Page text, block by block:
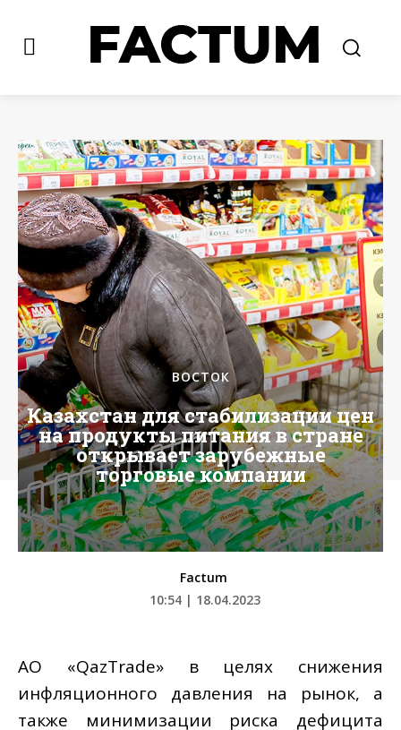
ВОСТОК
Казахстан для стабилизации цен
на продукты питания в стране
открывает зарубежные
торговые компании
Factum
10:54 | 18.04.2023
АО «QazTrade» в целях снижения
инфляционного давления на рынок, а
также минимизации риска дефицита